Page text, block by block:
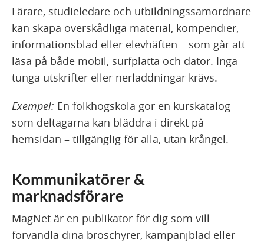
Lärare, studieledare och utbildningssamordnare
kan skapa överskådliga material, kompendier,
informationsblad eller elevhäften – som går att
läsa på både mobil, surfplatta och dator. Inga
tunga utskrifter eller nerladdningar krävs.
Exempel: En folkhögskola gör en kurskatalog
som deltagarna kan bläddra i direkt på
hemsidan – tillgänglig för alla, utan krångel.
Kommunikatörer &
marknadsförare
MagNet är en publikator för dig som vill
förvandla dina broschyrer, kampanjblad eller